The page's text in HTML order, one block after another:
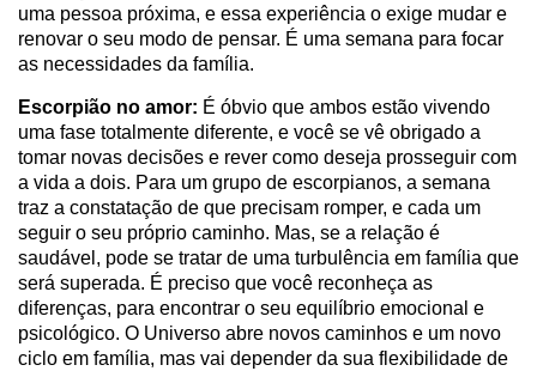
uma pessoa próxima, e essa experiência o exige mudar e
renovar o seu modo de pensar. É uma semana para focar
as necessidades da família.
Escorpião no amor: É óbvio que ambos estão vivendo
uma fase totalmente diferente, e você se vê obrigado a
tomar novas decisões e rever como deseja prosseguir com
a vida a dois. Para um grupo de escorpianos, a semana
traz a constatação de que precisam romper, e cada um
seguir o seu próprio caminho. Mas, se a relação é
saudável, pode se tratar de uma turbulência em família que
será superada. É preciso que você reconheça as
diferenças, para encontrar o seu equilíbrio emocional e
psicológico. O Universo abre novos caminhos e um novo
ciclo em família, mas vai depender da sua flexibilidade de